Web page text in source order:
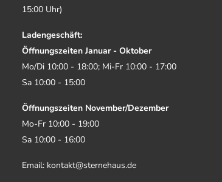
15:00 Uhr)
Ladengeschäft:
Öffnungszeiten Januar - Oktober
Mo/Di 10:00 - 18:00; Mi-Fr 10:00 - 17:00
Sa 10:00 - 15:00
Öffnungszeiten November/Dezember
Mo-Fr 10:00 - 19:00
Sa 10:00 - 16:00
Email: kontakt@sternehaus.de